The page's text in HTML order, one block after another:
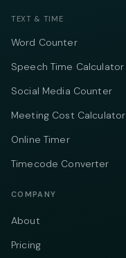
TEXT & TIME
Word Counter
Speech Time Calculator
Social Media Counter
Meeting Cost Calculator
Online Timer
Timecode Converter
COMPANY
About
Pricing